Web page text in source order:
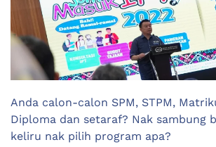
Anda calon-calon SPM, STPM,
Diploma dan setaraf? Nak sambung
keliru nak pilih program apa?